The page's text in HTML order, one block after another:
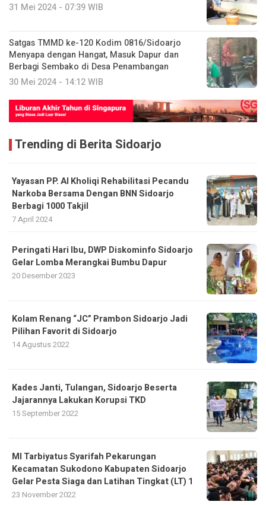
31 Mei 2024 - 07:39 WIB
Satgas TMMD ke-120 Kodim 0816/Sidoarjo
Menyapa dengan Hangat, Masuk Dapur dan
Berbagi Sembako di Desa Penambangan
30 Mei 2024 - 14:12 WIB
Trending di Berita Sidoarjo
Yayasan PP. Al Kholiqi Rehabilitasi Pecandu
Narkoba Bersama Dengan BNN Sidoarjo
Berbagi 1000 Takjil
7 April 2024
Peringati Hari Ibu, DWP Diskominfo Sidoarjo
Gelar Lomba Merangkai Bumbu Dapur
20 Desember 2023
Kolam Renang “JC” Prambon Sidoarjo Jadi
Pilihan Favorit di Sidoarjo
14 Agustus 2022
Kades Janti, Tulangan, Sidoarjo Beserta
Jajarannya Lakukan Korupsi TKD
15 September 2022
MI Tarbiyatus Syarifah Pekarungan
Kecamatan Sukodono Kabupaten Sidoarjo
Gelar Pesta Siaga dan Latihan Tingkat (LT) 1
23 November 2022